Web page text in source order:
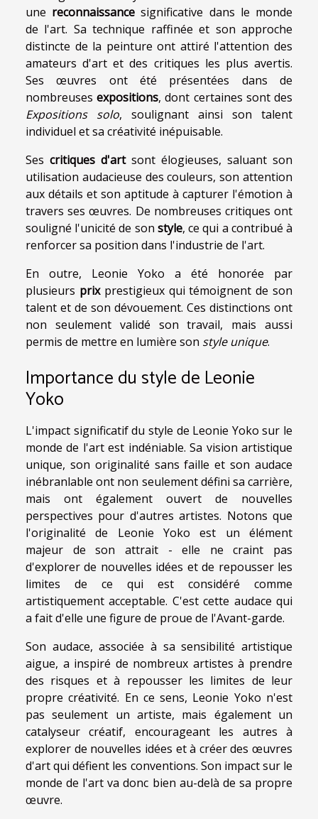
une reconnaissance significative dans le monde
de l'art. Sa technique raffinée et son approche
distincte de la peinture ont attiré l'attention des
amateurs d'art et des critiques les plus avertis.
Ses œuvres ont été présentées dans de
nombreusesexpositions, dont certaines sont des
Expositions solo, soulignant ainsi son talent
individuel et sa créativité inépuisable.
Ses critiques d'artsont élogieuses, saluant son
utilisation audacieuse des couleurs, son attention
aux détails et son aptitude à capturer l'émotion à
travers ses œuvres. De nombreuses critiques ont
souligné l'unicité de son style, ce qui a contribué à
renforcer sa position dans l'industrie de l'art.
En outre, Leonie Yoko a été honorée par
plusieurs prixprestigieux qui témoignent de son
talent et de son dévouement. Ces distinctions ont
non seulement validé son travail, mais aussi
permis de mettre en lumière son style unique.
Importance du style de Leonie
Yoko
L'impact significatif du style de Leonie Yoko sur le
monde de l'art est indéniable. Sa vision artistique
unique, son originalité sans faille et son audace
inébranlable ont non seulement défini sa carrière,
mais ont également ouvert de nouvelles
perspectives pour d'autres artistes. Notons que
l'originalité de Leonie Yoko est un élément
majeur de son attrait - elle ne craint pas
d'explorer de nouvelles idées et de repousser les
limites de ce qui est considéré comme
artistiquement acceptable. C'est cette audace qui
a fait d'elle une figure de proue de l'Avant-garde.
Son audace, associée à sa sensibilité artistique
aigue, a inspiré de nombreux artistes à prendre
des risques et à repousser les limites de leur
propre créativité. En ce sens, Leonie Yoko n'est
pas seulement un artiste, mais également un
catalyseur créatif, encourageant les autres à
explorer de nouvelles idées et à créer des œuvres
d'art qui défient les conventions. Son impact sur le
monde de l'art va donc bien au-delà de sa propre
œuvre.